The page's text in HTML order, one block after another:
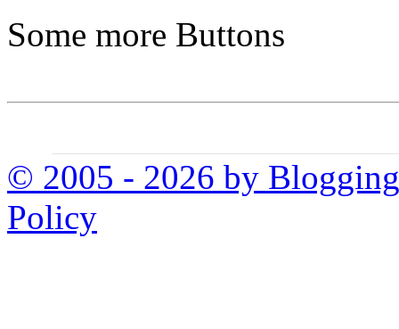
Some more Buttons
© 2005 - 2026 by
Policy